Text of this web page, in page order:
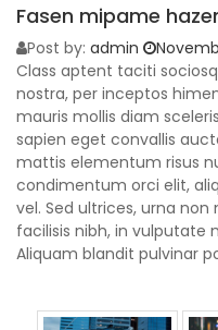
Fasen mipame
Post by: admin
Class aptent taciti
nostra, per inceptos
mauris mollis diam
sapien eget convallis
mattis elementum risus
condimentum orci elit,
vel. Sed ultrices, urna
facilisis nibh, in vulputate
Aliquam blandit pulvinar